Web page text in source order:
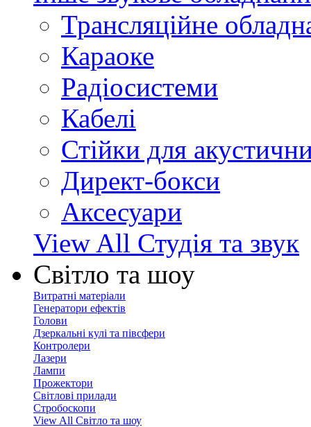
Трансляційне
Караоке
Радіосистеми
Кабелі
Стійки для
Директ-бокси
Аксесуари
View All Студія та звук
Світло та шоу
Витратні матеріали
Генератори ефектів
Голови
Дзеркальні кулі та півсфери
Контролери
Лазери
Лампи
Прожектори
Світлові прилади
Стробоскопи
View All Світло та шоу